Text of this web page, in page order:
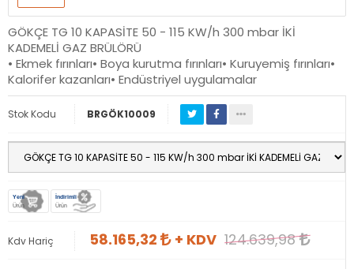
GÖKÇE TG 10 KAPASİTE 50 - 115 KW/h 300 mbar İKİ
KADEMELİ GAZ BRÜLÖRÜ
• Ekmek fırınları• Boya kurutma fırınları• Kuruyemiş fırınları•
Kalorifer kazanları• Endüstriyel uygulamalar
Stok Kodu BRGÖK10009
Yeni
Ürün
İndirimli
Ürün
Kdv Hariç 58.165,32 + KDV 124.639,98